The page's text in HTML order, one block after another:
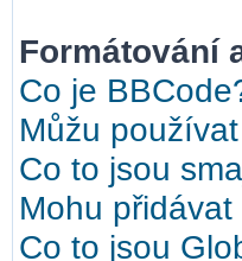
Formátování
Co je
Můžu
Co to jsou
Mohu
Co to jsou